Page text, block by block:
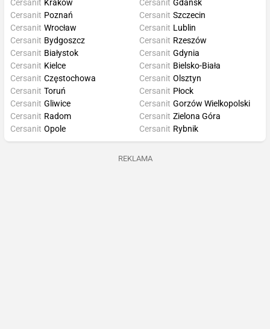
Cersanit Kraków
Cersanit Poznań
Cersanit Wrocław
Cersanit Gdańsk
Cersanit Szczecin
Cersanit Lublin
Cersanit Bydgoszcz
Cersanit Białystok
Cersanit Kielce
Cersanit Częstochowa
Cersanit Rzeszów
Cersanit Gdynia
Cersanit Bielsko-Biała
Cersanit Olsztyn
Cersanit Toruń
Cersanit Gliwice
Cersanit Radom
Cersanit Opole
Cersanit Płock
Cersanit Gorzów Wielkopolski
Cersanit Zielona Góra
Cersanit Rybnik
REKLAMA